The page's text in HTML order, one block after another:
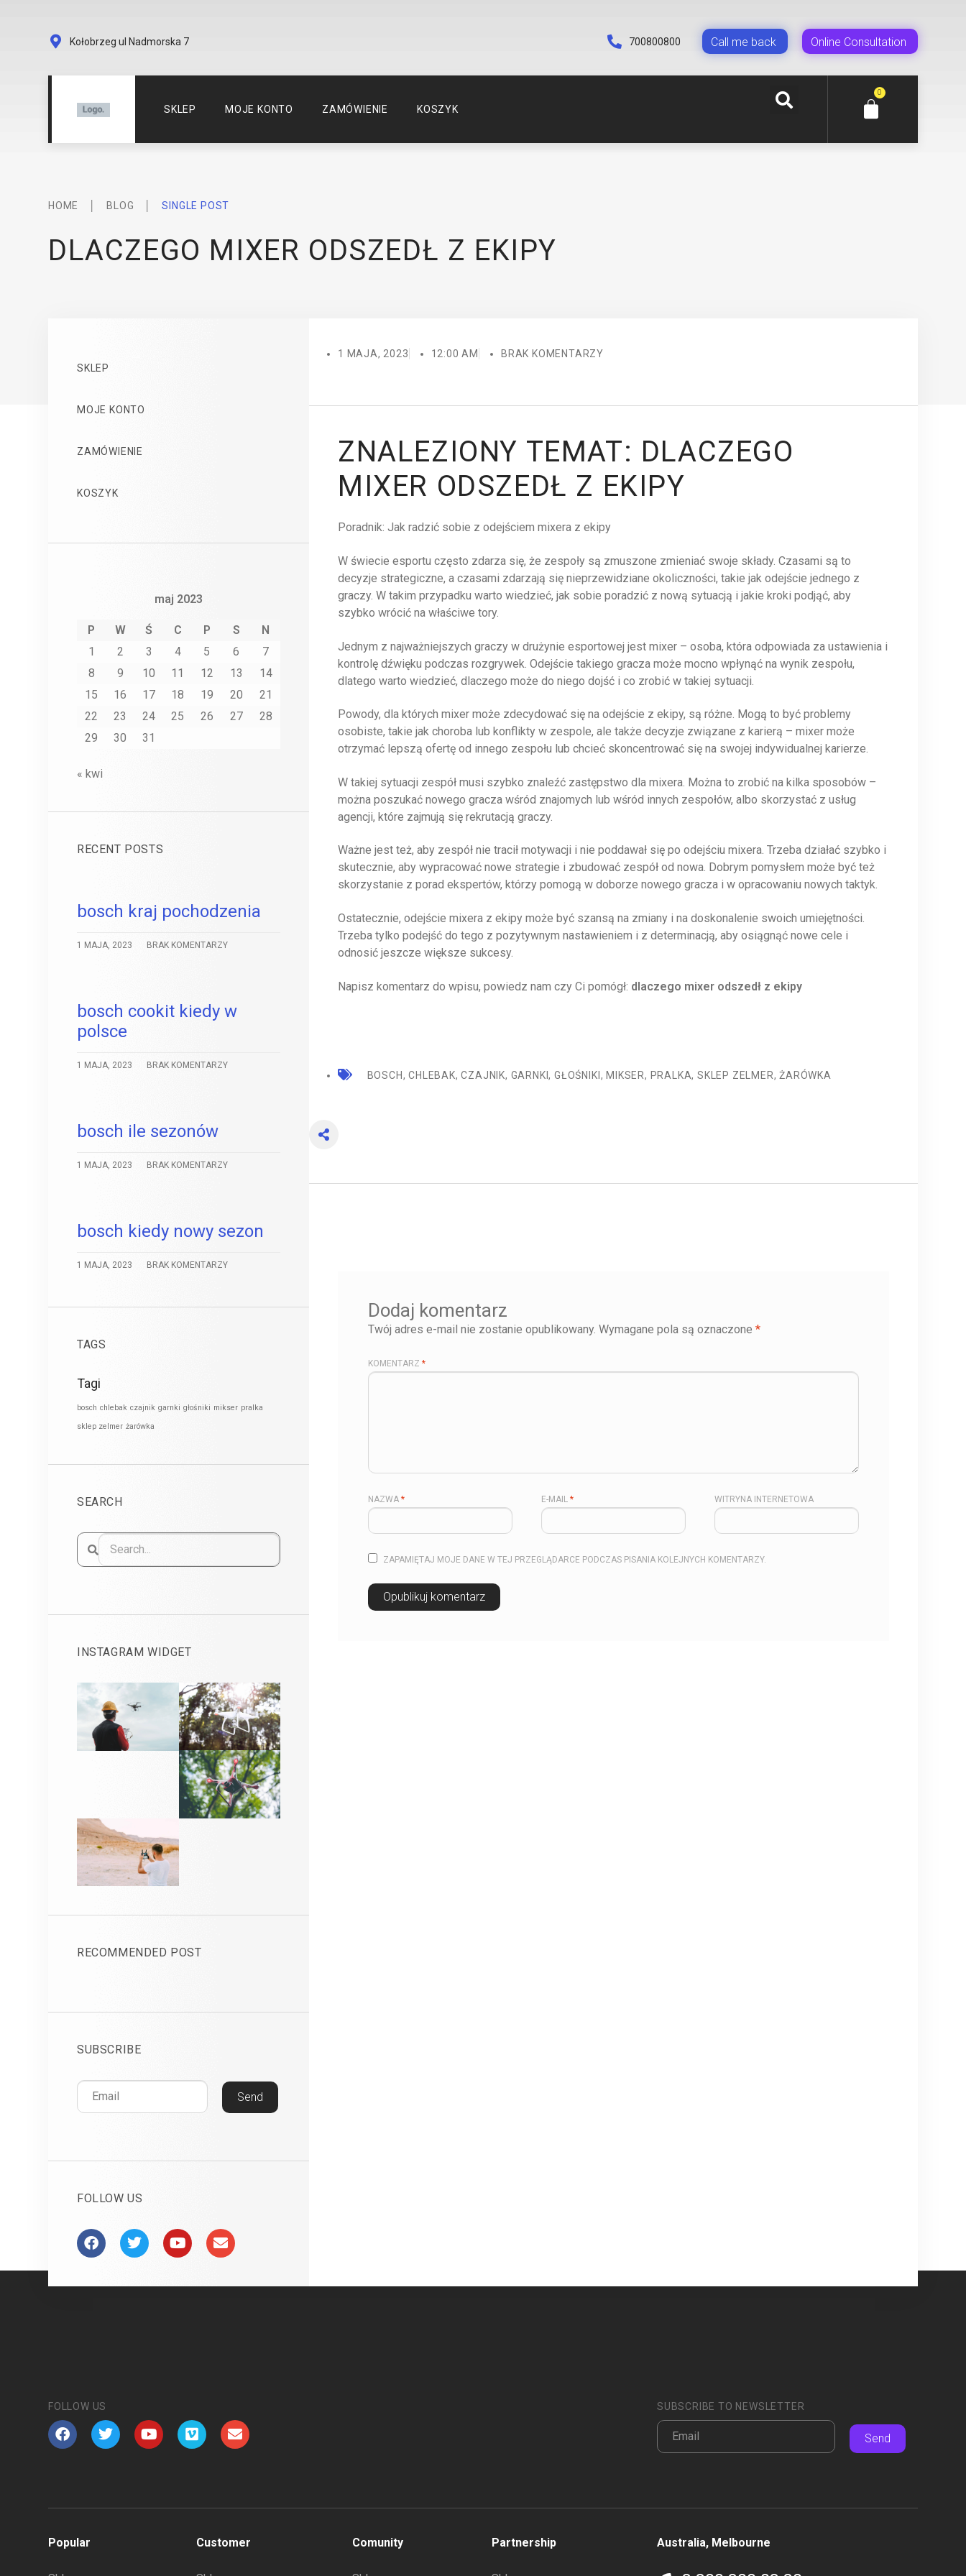
Kołobrzeg ul Nadmorska 7 700800800 Сall me back Online Сonsultation
SKLEP MOJE KONTO ZAMÓWIENIE KOSZYK
0
HOME BLOG SINGLE POST
DLACZEGO MIXER ODSZEDŁ Z EKIPY
SKLEP
MOJE KONTO
ZAMÓWIENIE
KOSZYK
maj 2023
P W Ś C P S
N
1
2 3 4 5 6
7
8
9 10 11 12 13
14
15
16 17 18 19 20
21
22
23 24 25 26 27
28
29
30 31
« kwi
RECENT POSTS
bosch kraj pochodzenia
1 MAJA, 2023 BRAK KOMENTARZY
bosch cookit kiedy w
polsce
1 MAJA, 2023 BRAK KOMENTARZY
bosch ile sezonów
1 MAJA, 2023 BRAK KOMENTARZY
bosch kiedy nowy sezon
1 MAJA, 2023 BRAK KOMENTARZY
TAGS
Tagi
bosch chlebak czajnik garnki głośniki mikser pralka
sklep zelmer żarówka
SEARCH
INSTAGRAM WIDGET
RECOMMENDED POST
SUBSCRIBE
Send
FOLLOW US
1 MAJA, 2023 12:00 AM BRAK KOMENTARZY
ZNALEZIONY TEMAT: DLACZEGO
MIXER ODSZEDŁ Z EKIPY
Poradnik: Jak radzić sobie z odejściem mixera z ekipy
W świecie esportu często zdarza się, że zespoły są zmuszone zmieniać swoje składy. Czasami są to
decyzje strategiczne, a czasami zdarzają się nieprzewidziane okoliczności, takie jak odejście jednego z
graczy. W takim przypadku warto wiedzieć, jak sobie poradzić z nową sytuacją i jakie kroki podjąć, aby
szybko wrócić na właściwe tory.
Jednym z najważniejszych graczy w drużynie esportowej jest mixer – osoba, która odpowiada za ustawienia i
kontrolę dźwięku podczas rozgrywek. Odejście takiego gracza może mocno wpłynąć na wynik zespołu,
dlatego warto wiedzieć, dlaczego może do niego dojść i co zrobić w takiej sytuacji.
Powody, dla których mixer może zdecydować się na odejście z ekipy, są różne. Mogą to być problemy
osobiste, takie jak choroba lub konflikty w zespole, ale także decyzje związane z karierą – mixer może
otrzymać lepszą ofertę od innego zespołu lub chcieć skoncentrować się na swojej indywidualnej karierze.
W takiej sytuacji zespół musi szybko znaleźć zastępstwo dla mixera. Można to zrobić na kilka sposobów –
można poszukać nowego gracza wśród znajomych lub wśród innych zespołów, albo skorzystać z usług
agencji, które zajmują się rekrutacją graczy.
Ważne jest też, aby zespół nie tracił motywacji i nie poddawał się po odejściu mixera. Trzeba działać szybko i
skutecznie, aby wypracować nowe strategie i zbudować zespół od nowa. Dobrym pomysłem może być też
skorzystanie z porad ekspertów, którzy pomogą w doborze nowego gracza i w opracowaniu nowych taktyk.
Ostatecznie, odejście mixera z ekipy może być szansą na zmiany i na doskonalenie swoich umiejętności.
Trzeba tylko podejść do tego z pozytywnym nastawieniem i z determinacją, aby osiągnąć nowe cele i
odnosić jeszcze większe sukcesy.
Napisz komentarz do wpisu, powiedz nam czy Ci pomógł: dlaczego mixer odszedł z ekipy
BOSCH,CHLEBAK,CZAJNIK, GARNKI,GŁOŚNIKI , MIKSER, PRALKA, SKLEP ZELMER,ŻARÓWKA
Dodaj komentarz
Twój adres e-mail nie zostanie opublikowany. Wymagane pola są oznaczone *
KOMENTARZ *
NAZWA * E-MAIL* WITRYNA INTERNETOWA
ZAPAMIĘTAJ MOJE DANE W TEJ PRZEGLĄDARCE PODCZAS PISANIA KOLEJNYCH KOMENTARZY.
FOLLOW US SUBSCRIBE TO NEWSLETTER
Send
Popular Customer Comunity Partnership Australia, Melbourne